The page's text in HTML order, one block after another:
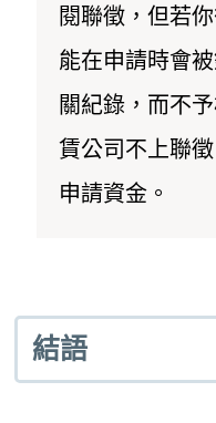
閱聯徵，但若
能在申請時會
關紀錄，而不
賃公司不上聯
申請資金。
結語